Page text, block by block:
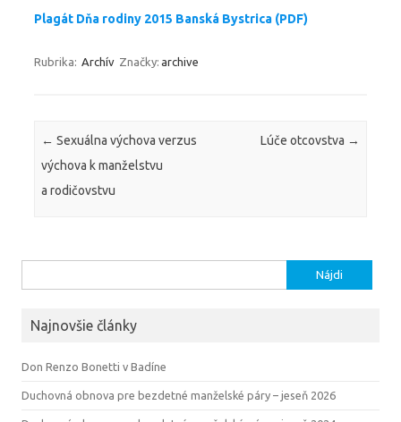
Plagát Dňa rodiny 2015 Banská Bystrica (PDF)
Rubrika: Archív Značky: archive
Navigácia článkami
← Sexuálna výchova verzus
výchova k manželstvu
a rodičovstvu
Lúče otcovstva →
Najnovšie články
Don Renzo Bonetti v Badíne
Duchovná obnova pre bezdetné manželské páry – jeseň 2026